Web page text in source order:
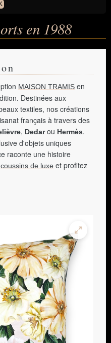
en 1988
MAISON TRAMIS en
Destinées aux
textiles, nos créations
français à travers des
, Dedarou Hermès.
d'objets uniques
raconte une histoire
coussins de luxe et profitez